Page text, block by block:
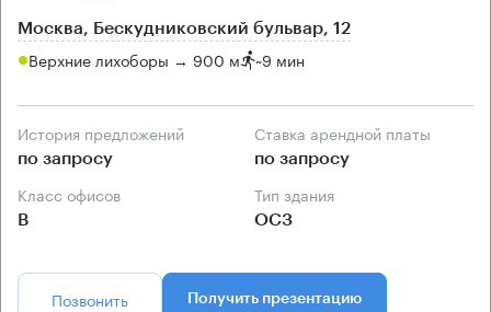
Москва, Бескудниковский бульвар, 12
Верхние лихоборы → 900 м ~9 мин
История предложений
по запросу
Ставка арендной платы
по запросу
Класс офисов
B
Тип здания
ОСЗ
Позвонить Получить презентацию